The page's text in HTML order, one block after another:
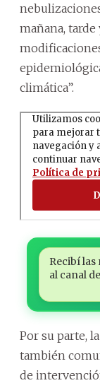
mañana,
climática”.
Recibí las
al canal
Por su parte,
también
de